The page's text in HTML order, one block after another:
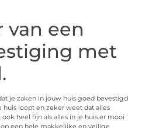
van een
met
je zaken in jouw huis goed bevestigd
loopt en zeker weet dat alles
heel fijn als alles in je huis er mooi
een hele makkelijke en veilige